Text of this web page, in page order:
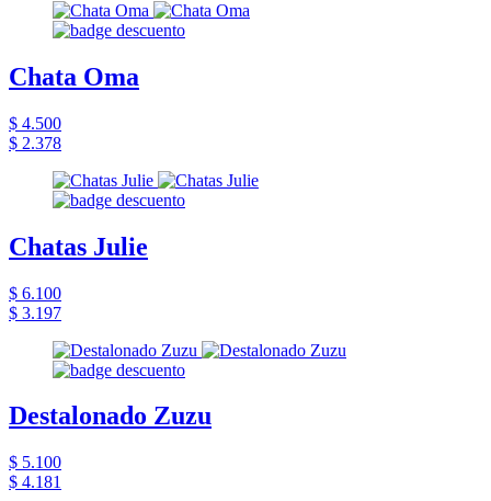
Chata Oma
$ 4.500
$ 2.378
Chatas Julie
$ 6.100
$ 3.197
Destalonado Zuzu
$ 5.100
$ 4.181